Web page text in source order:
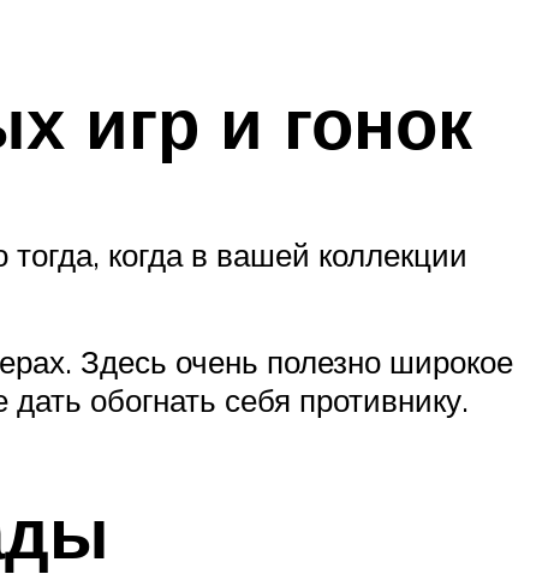
игр и гонок
когда в вашей коллекции
Здесь очень полезно широкое
обогнать себя противнику.